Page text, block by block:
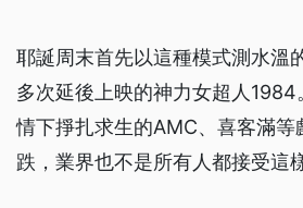
耶誕周末首先以這種模式測水溫
多次延後上映的神力女超人1984
情下掙扎求生的AMC、喜客滿等
跌，業界也不是所有人都接受這